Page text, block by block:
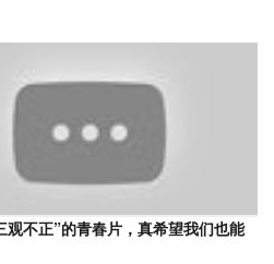
观不正”的青春片，真希望我们也能